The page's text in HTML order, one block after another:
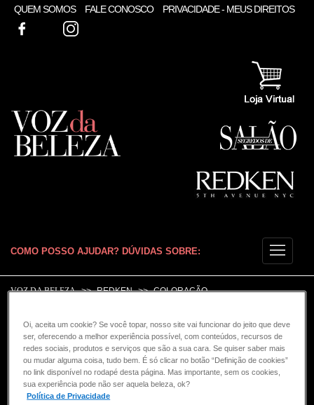
QUEM SOMOS FALE CONOSCO
PRIVACIDADE - MEUS DIREITOS
FACEBOOK
TWITTER
COMO POSSO AJUDAR? DÚVIDAS SOBRE:
COLORAÇÃO
CONSULTORIA DE PRODUTOS REDKEN
VOZ DA BELEZA REDKEN COLORAÇÃO
Por que meu cabelo ficou verde
após o uso da tintura?
Ter os cabelos com luzes ou coloridos de tons claros
requer certo cuidado na hora de colorir. Cabelos muito
Oi, aceita um cookie? Se você topar, nosso site vai funcionar do jeito que deve
ser, oferecendo a melhor experiência possível, com conteúdos, recursos de
redes sociais, produtos e serviços que são a sua cara. Se quiser saber mais
ou mudar alguma coisa, tudo bem. É só clicar no botão “Definição de cookies”
no link disponível no rodapé desta página. Mas importante, sem os cookies,
sua experiência pode não ser aquela beleza, ok?
Política de Privacidade